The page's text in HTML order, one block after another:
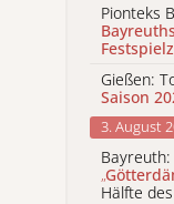
Pionteks
Gießen:
Saison
3. August
Bayreuth:
„
Hälfte des